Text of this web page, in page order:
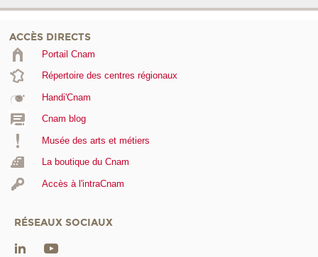
ACCÈS DIRECTS
Portail Cnam
Répertoire des centres régionaux
Handi'Cnam
Cnam blog
Musée des arts et métiers
La boutique du Cnam
Accès à l'intraCnam
RÉSEAUX SOCIAUX